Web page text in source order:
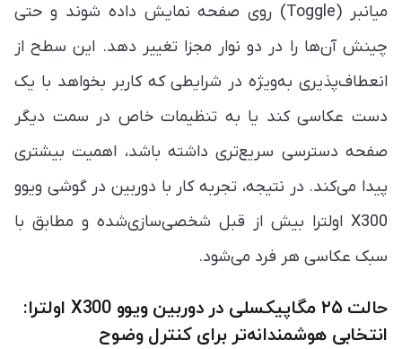
میانبر (Toggle) روی صفحه نمایش داده شوند و حتی
چینش آن‌ها را در دو نوار مجزا تغییر دهد. این سطح از
انعطاف‌پذیری به‌ویژه در شرایطی که کاربر بخواهد با یک
دست عکاسی کند یا به تنظیمات خاص در سمت دیگر
صفحه دسترسی سریع‌تری داشته باشد، اهمیت بیشتری
پیدا می‌کند. در نتیجه، تجربه کار با دوربین در گوشی ویوو
X300 اولترا بیش از قبل شخصی‌سازی‌شده و مطابق با
سبک عکاسی هر فرد می‌شود.
حالت ۲۵ مگاپیکسلی در دوربین ویوو X300 اولترا:
انتخابی هوشمندانه‌تر برای کنترل وضوح